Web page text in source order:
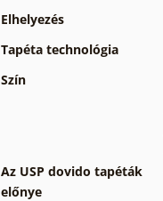
Elhelyezés
Tapéta technológia
Szín
Az USP dovido tapéták
előnye